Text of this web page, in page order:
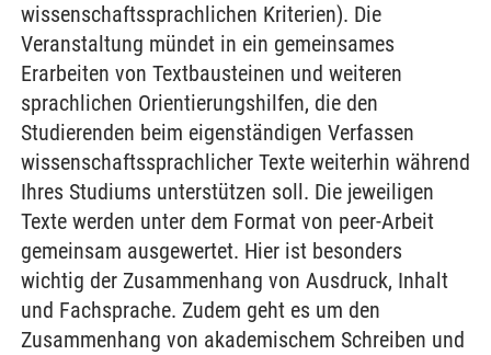
wissenschaftssprachlichen Kriterien). Die
Veranstaltung mündet in ein gemeinsames
Erarbeiten von Textbausteinen und weiteren
sprachlichen Orientierungshilfen, die den
Studierenden beim eigenständigen Verfassen
wissenschaftssprachlicher Texte weiterhin während
Ihres Studiums unterstützen soll. Die jeweiligen
Texte werden unter dem Format von peer-Arbeit
gemeinsam ausgewertet. Hier ist besonders
wichtig der Zusammenhang von Ausdruck, Inhalt
und Fachsprache. Zudem geht es um den
Zusammenhang von akademischem Schreiben und